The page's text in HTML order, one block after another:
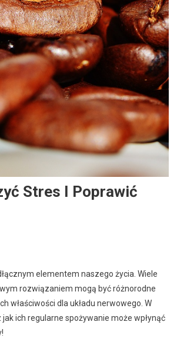
Stres I Poprawić
elementem naszego życia. Wiele
rozwiązaniem mogą być różnorodne
właściwości dla układu nerwowego. W
ich regularne spożywanie może wpłynąć